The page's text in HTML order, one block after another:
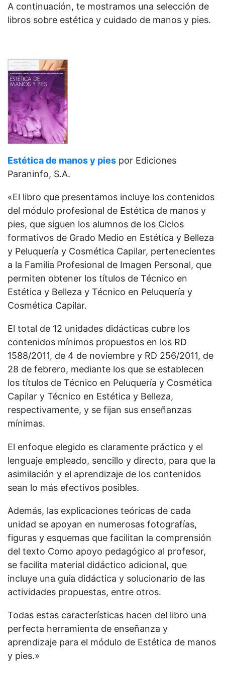
A continuación, te mostramos una selección de
libros sobre estética y cuidado de manos y pies.
Estética de manos y pies por Ediciones
Paraninfo, S.A.
«El libro que presentamos incluye los contenidos
del módulo profesional de Estética de manos y
pies, que siguen los alumnos de los Ciclos
formativos de Grado Medio en Estética y Belleza
y Peluquería y Cosmética Capilar, pertenecientes
a la Familia Profesional de Imagen Personal, que
permiten obtener los títulos de Técnico en
Estética y Belleza y Técnico en Peluquería y
Cosmética Capilar.
El total de 12 unidades didácticas cubre los
contenidos mínimos propuestos en los RD
1588/2011, de 4 de noviembre y RD 256/2011, de
28 de febrero, mediante los que se establecen
los títulos de Técnico en Peluquería y Cosmética
Capilar y Técnico en Estética y Belleza,
respectivamente, y se fijan sus enseñanzas
mínimas.
El enfoque elegido es claramente práctico y el
lenguaje empleado, sencillo y directo, para que la
asimilación y el aprendizaje de los contenidos
sean lo más efectivos posibles.
Además, las explicaciones teóricas de cada
unidad se apoyan en numerosas fotografías,
figuras y esquemas que facilitan la comprensión
del texto Como apoyo pedagógico al profesor,
se facilita material didáctico adicional, que
incluye una guía didáctica y solucionario de las
actividades propuestas, entre otros.
Todas estas características hacen del libro una
perfecta herramienta de enseñanza y
aprendizaje para el módulo de Estética de manos
y pies.»